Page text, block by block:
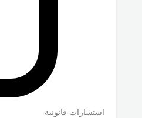
استشارات قانونية